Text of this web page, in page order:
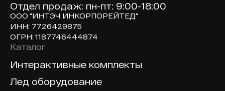
Отдел продаж: пн-пт: 9:00-18:00
ООО "ИНТЭЧ ИНКОРПОРЕЙТЕД"
ИНН: 7726429875
ОГРН: 1187746444874
Доп навигация по сайту
Каталог
Интерактивные комплекты
Лед оборудование